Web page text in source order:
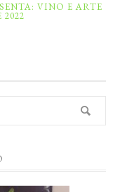
VINO E ARTE
2022